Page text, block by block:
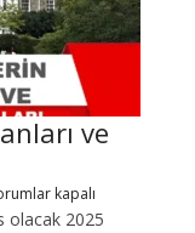
ve
kapalı
olacak 2025